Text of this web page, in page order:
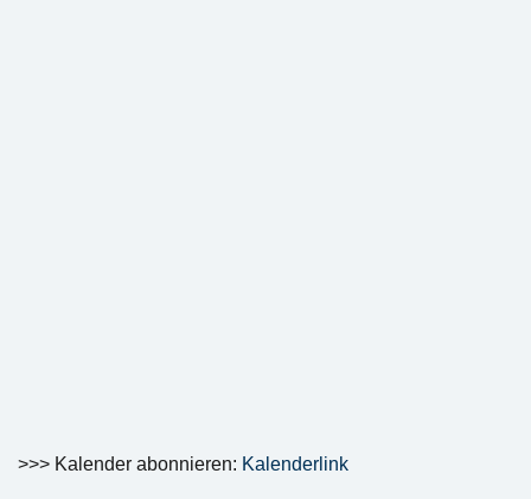
>>> Kalender abonnieren: Kalenderlink